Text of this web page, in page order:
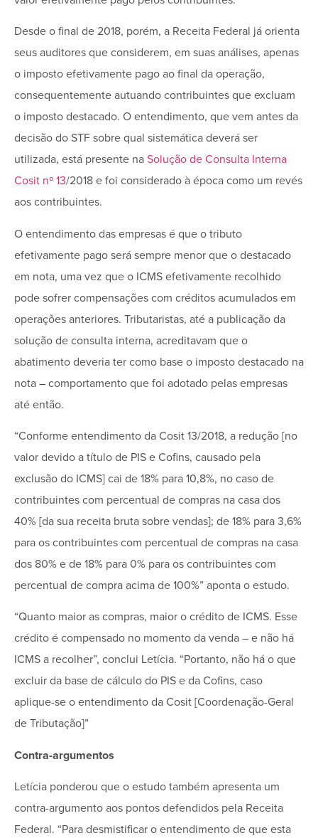
Desde o final de 2018, porém, a Receita Federal já orienta
seus auditores que considerem, em suas análises, apenas
o imposto efetivamente pago ao final da operação,
consequentemente autuando contribuintes que excluam
o imposto destacado. O entendimento, que vem antes da
decisão do STF sobre qual sistemática deverá ser
utilizada, está presente na Solução de Consulta Interna
Cosit nº 13/2018 e foi considerado à época como um revés
aos contribuintes.
O entendimento das empresas é que o tributo
efetivamente pago será sempre menor que o destacado
em nota, uma vez que o ICMS efetivamente recolhido
pode sofrer compensações com créditos acumulados em
operações anteriores. Tributaristas, até a publicação da
solução de consulta interna, acreditavam que o
abatimento deveria ter como base o imposto destacado na
nota – comportamento que foi adotado pelas empresas
até então.
“Conforme entendimento da Cosit 13/2018, a redução [no
valor devido a título de PIS e Cofins, causado pela
exclusão do ICMS] cai de 18% para 10,8%, no caso de
contribuintes com percentual de compras na casa dos
40% [da sua receita bruta sobre vendas]; de 18% para 3,6%
para os contribuintes com percentual de compras na casa
dos 80% e de 18% para 0% para os contribuintes com
percentual de compra acima de 100%” aponta o estudo.
“Quanto maior as compras, maior o crédito de ICMS. Esse
crédito é compensado no momento da venda – e não há
ICMS a recolher”, conclui Letícia. “Portanto, não há o que
excluir da base de cálculo do PIS e da Cofins, caso
aplique-se o entendimento da Cosit [Coordenação-Geral
de Tributação]”
Contra-argumentos
Letícia ponderou que o estudo também apresenta um
contra-argumento aos pontos defendidos pela Receita
Federal. “Para desmistificar o entendimento de que esta